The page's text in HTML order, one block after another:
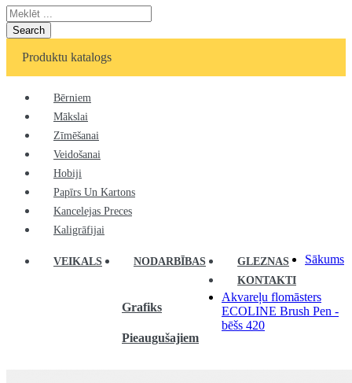
Search
Produktu katalogs
Bērniem
Mākslai
Zīmēšanai
Veidošanai
Hobiji
Papīrs Un Kartons
Kancelejas Preces
Kaligrāfijai
VEIKALS NODARBĪBAS
Grafiks
Pieaugušajiem
GLEZNAS
KONTAKTI
Sākums
Akvareļu flomāsters
ECOLINE Brush Pen -
bēšs 420